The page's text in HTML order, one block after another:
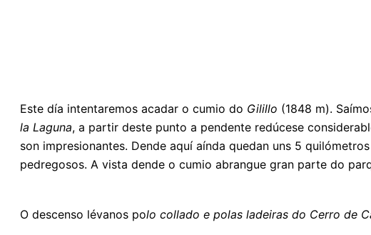
Este día intentaremos acadar o cumio do Gilillo (1848 m).
la Laguna, a partir deste punto a pendente redúcese
son impresionantes. Dende aquí aínda quedan uns 5
pedregosos. A vista dende o cumio abrangue gran parte do
O descenso lévanos polo collado e polas ladeiras do Cerro de